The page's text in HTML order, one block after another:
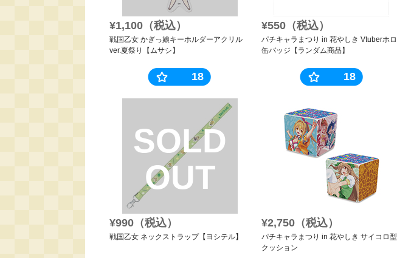
¥1,100（税込）
戦国乙女 かぎっ娘キーホルダーアクリル
ver.夏祭り【ムサシ】
18
¥550（税込）
パチキャラまつり in 花やしき Vtuberホロ
缶バッジ【ランダム商品】
18
SOLD
OUT
¥990（税込）
戦国乙女 ネックストラップ【ヨシテル】
¥2,750（税込）
パチキャラまつり in 花やしき サイコロ型
クッション